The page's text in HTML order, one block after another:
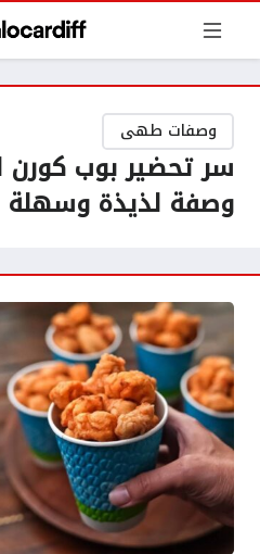
وصفات طهى
سر تحضير بوب كورن
وصفة لذيذة وسهلة